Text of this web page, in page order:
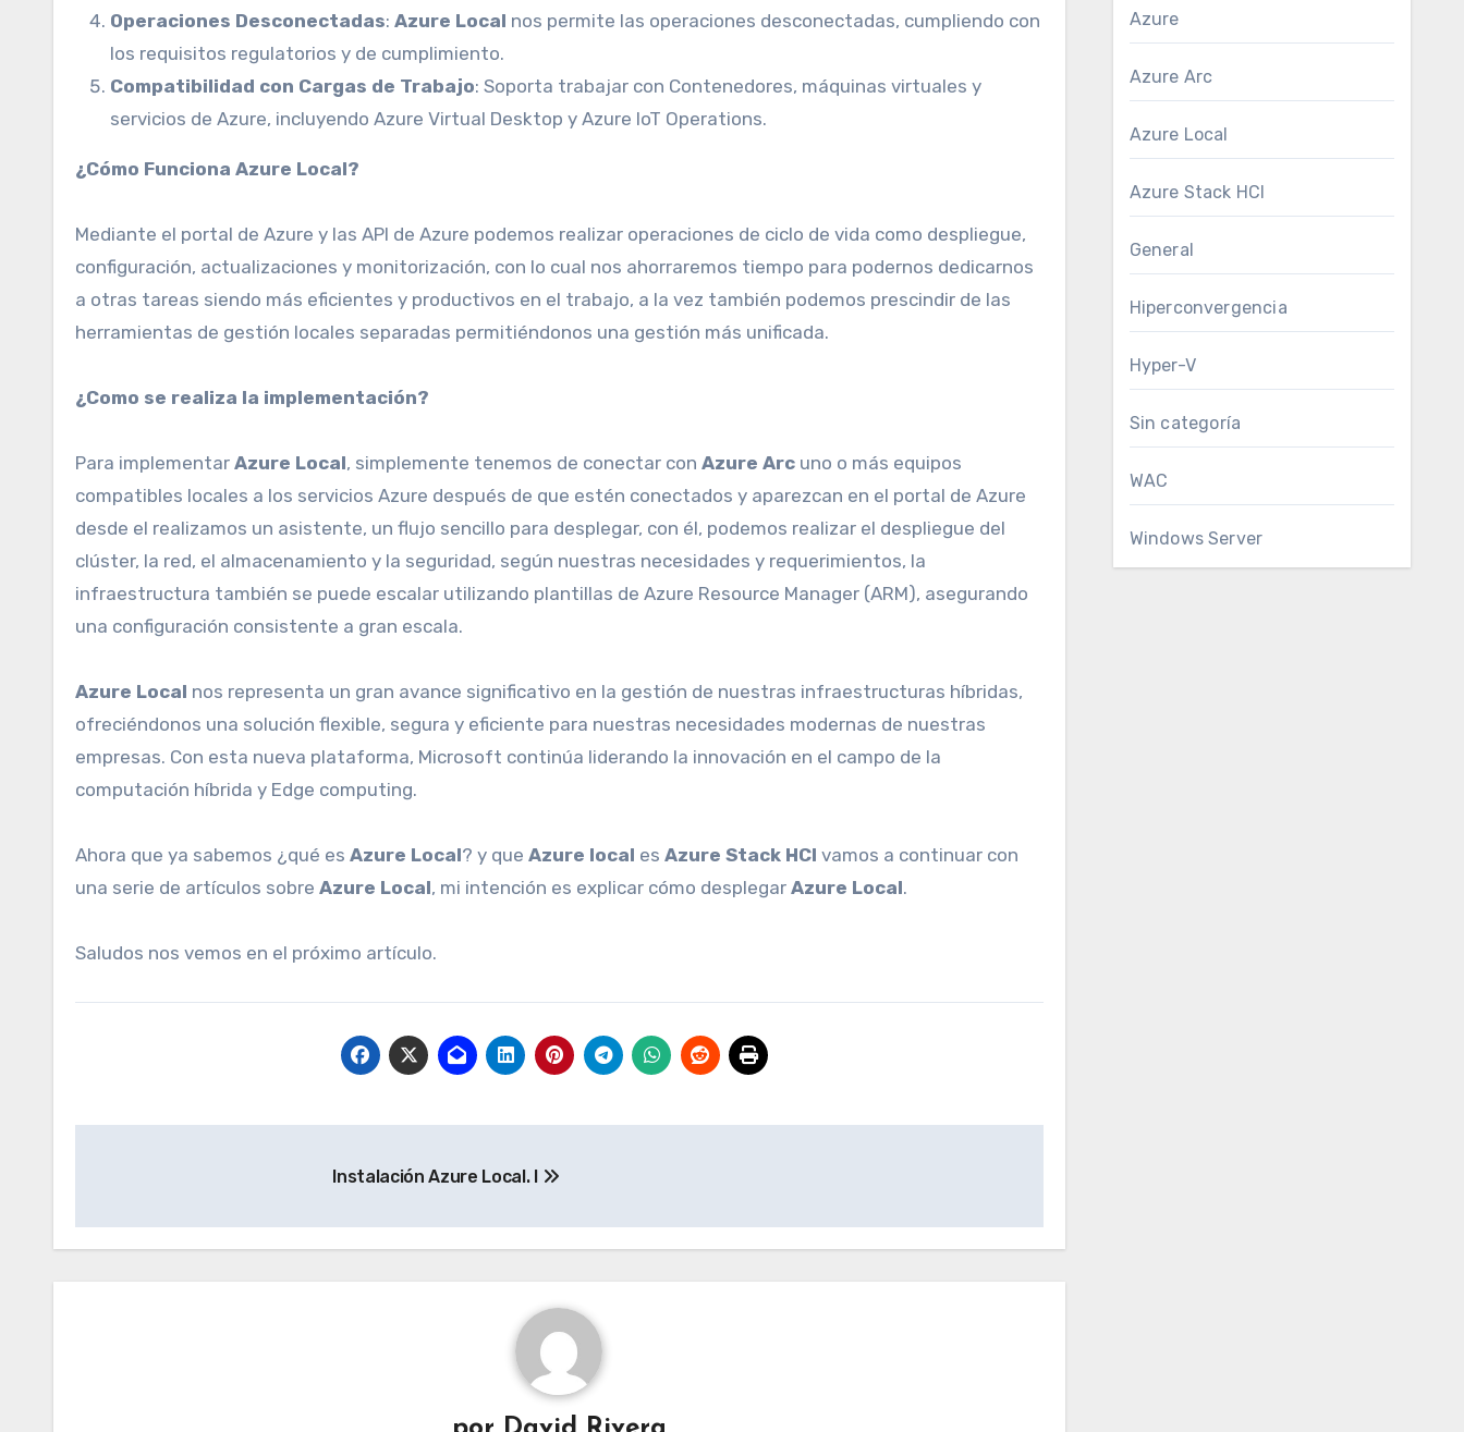
Operaciones Desconectadas: Azure Local nos permite las operaciones desconectadas, cumpliendo con
los requisitos regulatorios y de cumplimiento.
Compatibilidad con Cargas de Trabajo: Soporta trabajar con Contenedores, máquinas virtuales y
servicios de Azure, incluyendo Azure Virtual Desktop y Azure IoT Operations.
¿Cómo Funciona Azure Local?
Mediante el portal de Azure y las API de Azure podemos realizar operaciones de ciclo de vida como despliegue,
configuración, actualizaciones y monitorización, con lo cual nos ahorraremos tiempo para podernos dedicarnos
a otras tareas siendo más eficientes y productivos en el trabajo, a la vez también podemos prescindir de las
herramientas de gestión locales separadas permitiéndonos una gestión más unificada.
¿Como se realiza la implementación?
Para implementar Azure Local, simplemente tenemos de conectar con Azure Arc uno o más equipos
compatibles locales a los servicios Azure después de que estén conectados y aparezcan en el portal de Azure
desde el realizamos un asistente, un flujo sencillo para desplegar, con él, podemos realizar el despliegue del
clúster, la red, el almacenamiento y la seguridad, según nuestras necesidades y requerimientos, la
infraestructura también se puede escalar utilizando plantillas de Azure Resource Manager (ARM), asegurando
una configuración consistente a gran escala.
Azure Local nos representa un gran avance significativo en la gestión de nuestras infraestructuras híbridas,
ofreciéndonos una solución flexible, segura y eficiente para nuestras necesidades modernas de nuestras
empresas. Con esta nueva plataforma, Microsoft continúa liderando la innovación en el campo de la
computación híbrida y Edge computing.
Ahora que ya sabemos ¿qué es Azure Local? y que Azure local es Azure Stack HCI vamos a continuar con
una serie de artículos sobre Azure Local, mi intención es explicar cómo desplegar Azure Local.
Saludos nos vemos en el próximo artículo.
entradas
Instalación Azure Local. I
Azure
Azure Arc
Azure Local
Azure Stack HCI
General
Hiperconvergencia
Hyper-V
Sin categoría
WAC
Windows Server